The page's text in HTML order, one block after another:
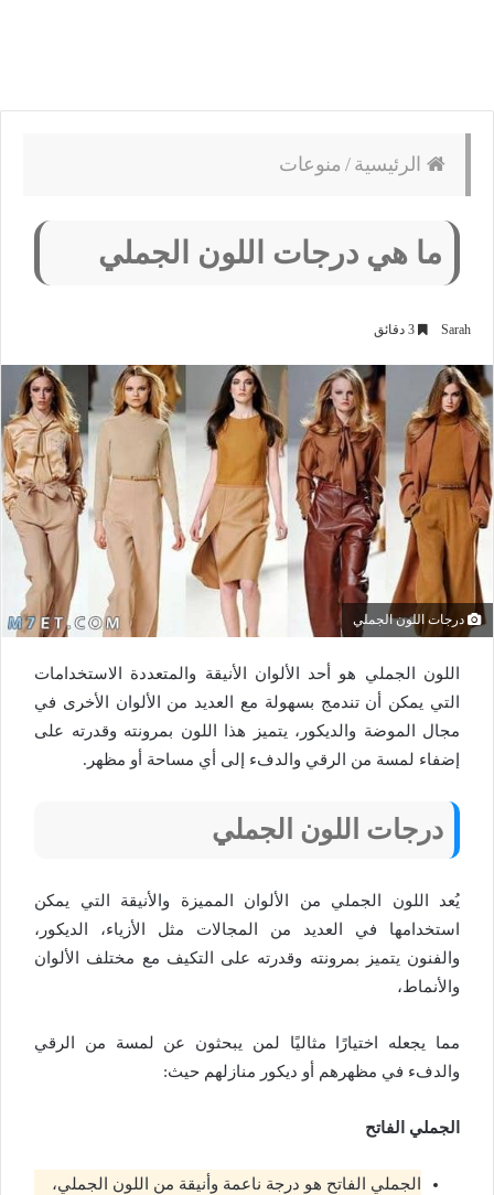
الرئيسية / منوعات
ما هي درجات اللون الجملي
Sarah
درجات اللون الجملي
اللون الجملي هو أحد الألوان الأنيقة والمتعددة الاستخدامات
التي يمكن أن تندمج بسهولة مع العديد من الألوان الأخرى في
مجال الموضة والديكور، يتميز هذا اللون بمرونته وقدرته على
إضفاء لمسة من الرقي والدفء إلى أي مساحة أو مظهر.
درجات اللون الجملي
يُعد اللون الجملي من الألوان المميزة والأنيقة التي يمكن
استخدامها في العديد من المجالات مثل الأزياء، الديكور،
والفنون يتميز بمرونته وقدرته على التكيف مع مختلف الألوان
والأنماط،
مما يجعله اختيارًا مثاليًا لمن يبحثون عن لمسة من الرقي
والدفء في مظهرهم أو ديكور منازلهم حيث:
الجملي الفاتح
الجملي الفاتح هو درجة ناعمة وأنيقة من اللون الجملي،